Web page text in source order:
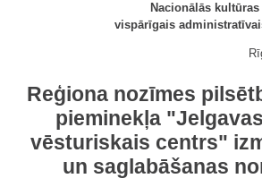
Nacionālās
vispārīgais
Reģiona nozīmes
pieminekļa
vēsturiskais centrs"
un saglabāšanas